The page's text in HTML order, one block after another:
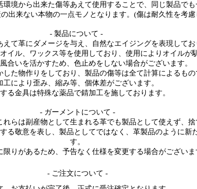
境から出来た傷等あえて使用することで、同じ製品で
出来ない本物の一点モノとなります。(傷は耐久性を考
- 製品について -
て革にダメージを与え、自然なエイジングを表現してお
イル、ワックス等を使用しており、使用によりオイルが
合いを活かすため、色止めをしない場合がございます。
た物作りをしており、製品の傷等は全て計算によるもの
工により歪み、縮み等、個体差がございます。
る金具は特殊な薬品で錆加工を施しております。
- ガーメントについて -
らは副産物として生まれる革でも製品として使えず、
る敬意を表し、製品としてではなく、革製品のように新
す。
りがあるため、予告なく仕様を変更する場合がございま
- ご注文について -